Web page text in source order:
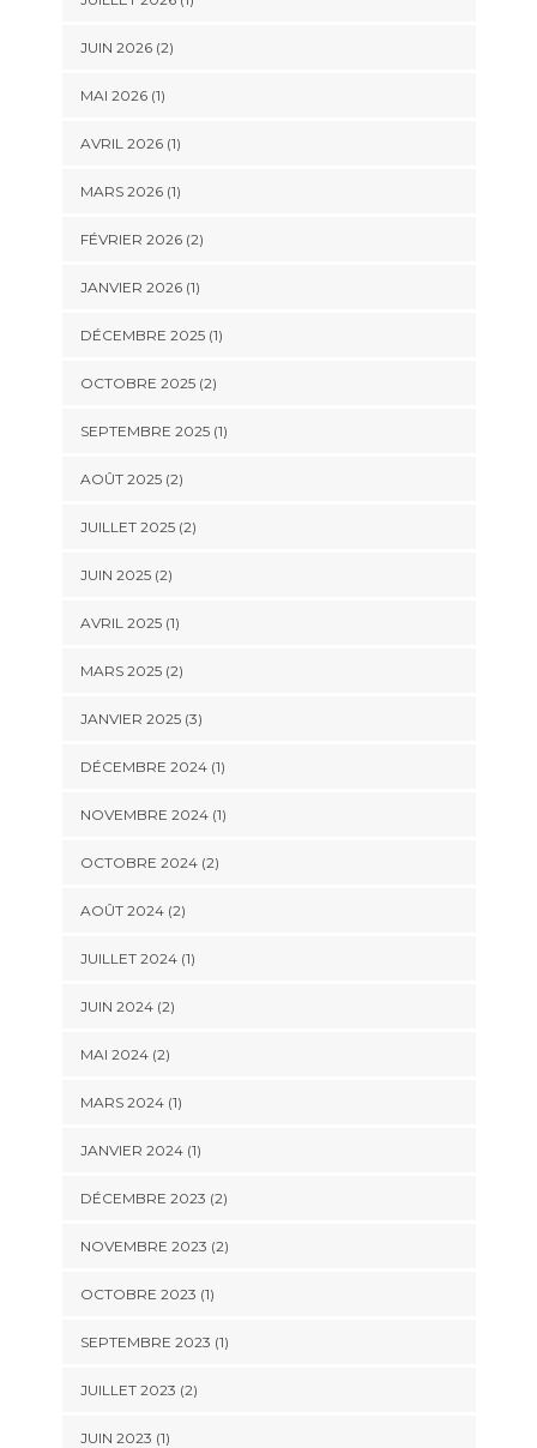
JUIN 2026(2)
MAI 2026(1)
AVRIL 2026(1)
MARS 2026(1)
FÉVRIER 2026(2)
JANVIER 2026(1)
DÉCEMBRE 2025(1)
OCTOBRE 2025(2)
SEPTEMBRE 2025(1)
AOÛT 2025(2)
JUILLET 2025(2)
JUIN 2025(2)
AVRIL 2025(1)
MARS 2025(2)
JANVIER 2025(3)
DÉCEMBRE 2024(1)
NOVEMBRE 2024(1)
OCTOBRE 2024(2)
AOÛT 2024(2)
JUILLET 2024(1)
JUIN 2024(2)
MAI 2024(2)
MARS 2024(1)
JANVIER 2024(1)
DÉCEMBRE 2023 (2)
NOVEMBRE 2023 (2)
OCTOBRE 2023 (1)
SEPTEMBRE 2023 (1)
JUILLET 2023 (2)
JUIN 2023 (1)